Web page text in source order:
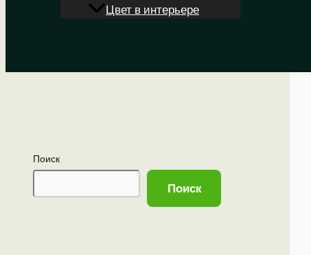
Цвет в интерьере
Поиск
Поиск